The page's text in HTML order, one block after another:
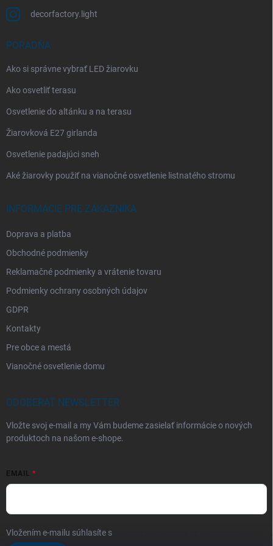
decorfactory.light
PORADŇA
Ako si správne vybrať LED žiarovku
Ako osvetliť terasu
Osvetlenie do altánku a na terasu
Žiarovková E27 girlanda
Osvetlenie padajúci sneh
Aké žiarovky použiť na vianočné osvetlenie listnatého stromu
INFORMÁCIE PRE ZÁKAZNÍKA
Doprava a platba
Obchodné podmienky
Reklamačné podmienky a vrátenie tovaru
Podmienky ochrany osobných údajov
GDPR
Kontakty
Pre obce a mestá
Vianočné osvetlenie domu
ODOBERAŤ NEWSLETTER
Vložte svoj e-mail a my Vám budeme zasielať informácie o nových
produktoch na našom e-shope.
EMAIL
Vložením e-mailu súhlasíte s